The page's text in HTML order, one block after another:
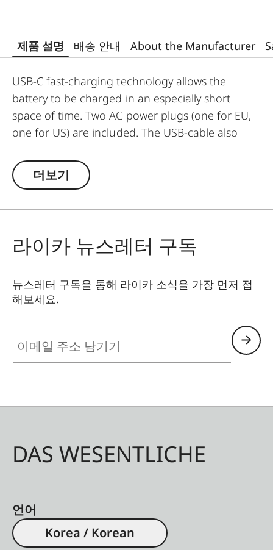
제품 설명 배송 안내 About the Manufacturer
USB-C fast-charging technology allows the
battery to be charged in an especially short
space of time. Two AC power plugs (one for EU,
one for US) are included. The USB-cable also
it is always ready for action.
더보기
라이카 뉴스레터 구독
뉴스레터 구독을 통해 라이카 소식을 가장 먼저 접
해보세요.
DAS WESENTLICHE
언어
Korea / Korean